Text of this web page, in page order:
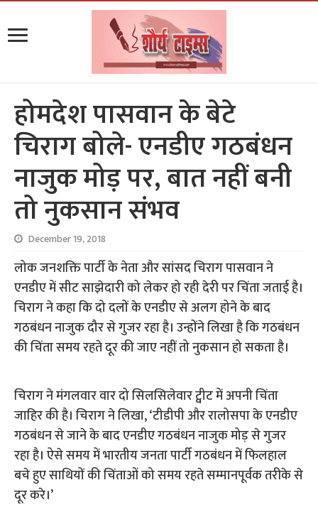
होमदेश पासवान के बेटे
चिराग बोले- एनडीए गठबंधन
नाजुक मोड़ पर, बात नहीं बनी
तो नुकसान संभव
December 19, 2018
लोक जनशक्ति पार्टी के नेता और सांसद चिराग पासवान ने
एनडीए में सीट साझेदारी को लेकर हो रही देरी पर चिंता जताई है।
चिराग ने कहा कि दो दलों के एनडीए से अलग होने के बाद
गठबंधन नाजुक दौर से गुजर रहा है। उन्होंने लिखा है कि गठबंधन
की चिंता समय रहते दूर की जाए नहीं तो नुकसान हो सकता है।
चिराग ने मंगलवार वार दो सिलसिलेवार ट्वीट में अपनी चिंता
जाहिर की है। चिराग ने लिखा, ‘टीडीपी और रालोसपा के एनडीए
गठबंधन से जाने के बाद एनडीए गठबंधन नाजुक मोड़ से गुजर
रहा है। ऐसे समय में भारतीय जनता पार्टी गठबंधन में फिलहाल
बचे हुए साथियों की चिंताओं को समय रहते सम्मानपूर्वक तरीके से
दूर करे।’